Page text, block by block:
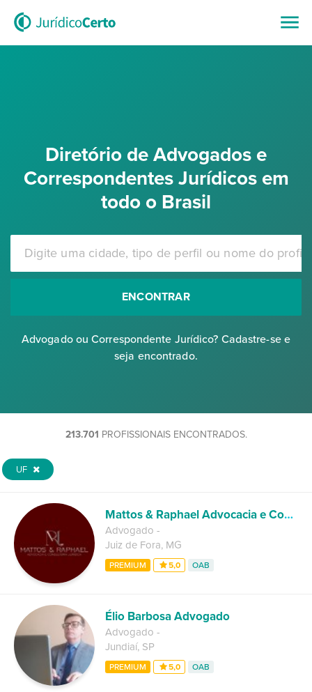
Diretório de Advogados e
Correspondentes Jurídicos em
todo o Brasil
ENCONTRAR
Advogado ou Correspondente Jurídico? Cadastre-se e
seja encontrado.
213.701 PROFISSIONAIS ENCONTRADOS.
UF
Mattos & Raphael Advocacia e Consultoria Jurídica
Advogado -
Juiz de Fora, MG
PREMIUM 5,0 OAB
Élio Barbosa Advogado
Advogado -
Jundiaí, SP
PREMIUM 5,0 OAB